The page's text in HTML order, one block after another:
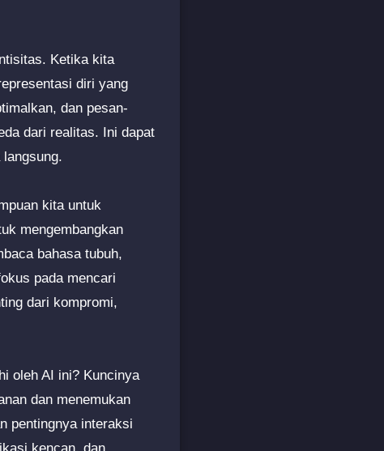
Ketika kita
diri yang
dan pesan-
dari realitas. Ini dapat
kita untuk
mengembangkan
bahasa tubuh,
pada mencari
dari kompromi,
oleh AI ini? Kuncinya
dan menemukan
pentingnya interaksi